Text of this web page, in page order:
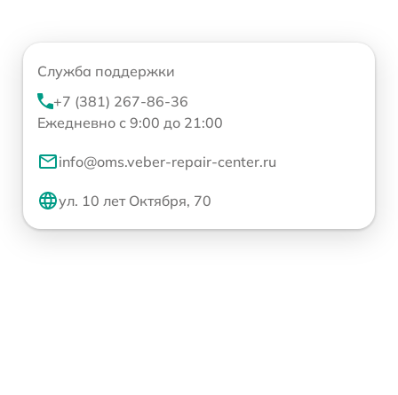
Служба поддержки
+7 (381) 267-86-36
Ежедневно с 9:00 до 21:00
info@oms.veber-repair-center.ru
ул. 10 лет Октября, 70